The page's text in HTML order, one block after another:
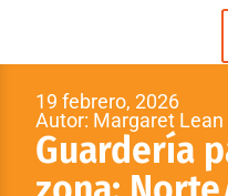
19 febrero, 2026
Autor: Margaret Lean
Guardería